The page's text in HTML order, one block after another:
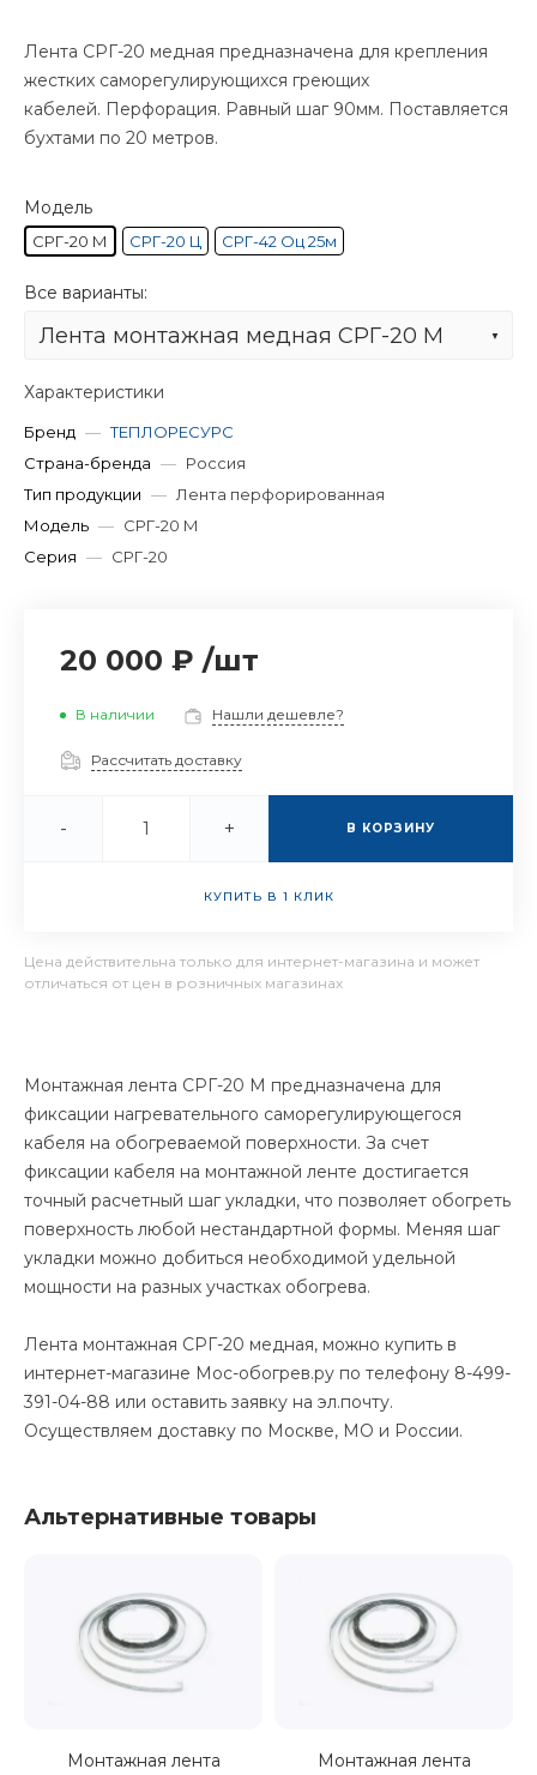
Лента СРГ-20 медная предназначена для крепления
жестких саморегулирующихся греющих
кабелей. Перфорация. Равный шаг 90мм. Поставляется
бухтами по 20 метров.
Модель
СРГ-20 М СРГ-20 Ц СРГ-42 Оц 25м
Все варианты:
Лента монтажная медная СРГ-20 М
Характеристики
Бренд — ТЕПЛОРЕСУРС
Страна-бренда — Россия
Тип продукции — Лента перфорированная
Модель — СРГ-20 М
Серия — СРГ-20
20 000 ₽ /шт
В наличии Нашли дешевле?
Рассчитать доставку
- + В КОРЗИНУ
КУПИТЬ В 1 КЛИК
Цена действительна только для интернет-магазина и может
отличаться от цен в розничных магазинах
Монтажная лента СРГ-20 М предназначена для
фиксации нагревательного саморегулирующегося
кабеля на обогреваемой поверхности. За счет
фиксации кабеля на монтажной ленте достигается
точный расчетный шаг укладки, что позволяет обогреть
поверхность любой нестандартной формы. Меняя шаг
укладки можно добиться необходимой удельной
мощности на разных участках обогрева.
Лента монтажная СРГ-20 медная, можно купить в
интернет-магазине Мос-обогрев.ру по телефону 8-499-
391-04-88 или оставить заявку на эл.почту.
Осуществляем доставку по Москве, МО и России.
Альтернативные товары
Монтажная лента
Монтажная лента